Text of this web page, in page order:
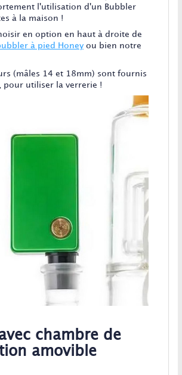
l'utilisation d'un Bubbler
à la maison !
en option en haut à droite de
à pied Honeyou bien notre
(mâles 14 et 18mm) sont fournis
pour utiliser la verrerie !
chambre de
amovible